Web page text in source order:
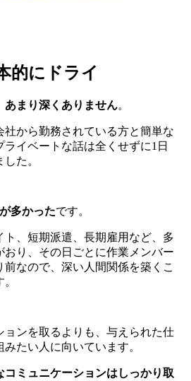
的にドライ
あまり深くありません。
社から勤務されている方と簡単な
イベートな話は全くせずに1日
た。
多かったです。
ト、短期派遣、長期雇用など、多
おり、その日ごとに作業メンバー
なので、深い人間関係を築くこ
ョンを取るよりも、与えられた仕
たい人に向いています。
コミュニケーションはしっかり取